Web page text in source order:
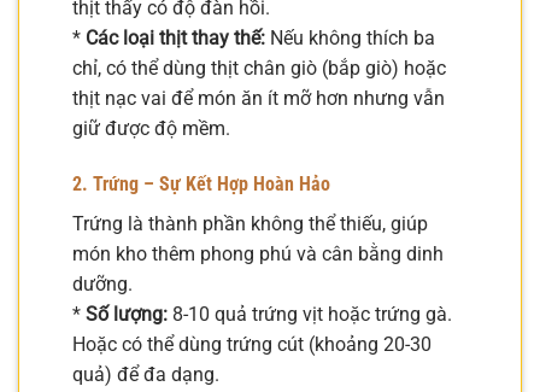
thịt thấy có độ đàn hồi.
* Các loại thịt thay thế: Nếu không thích ba
chỉ, có thể dùng thịt chân giò (bắp giò) hoặc
thịt nạc vai để món ăn ít mỡ hơn nhưng vẫn
giữ được độ mềm.
2. Trứng – Sự Kết Hợp Hoàn Hảo
Trứng là thành phần không thể thiếu, giúp
món kho thêm phong phú và cân bằng dinh
dưỡng.
* Số lượng: 8-10 quả trứng vịt hoặc trứng gà.
Hoặc có thể dùng trứng cút (khoảng 20-30
quả) để đa dạng.